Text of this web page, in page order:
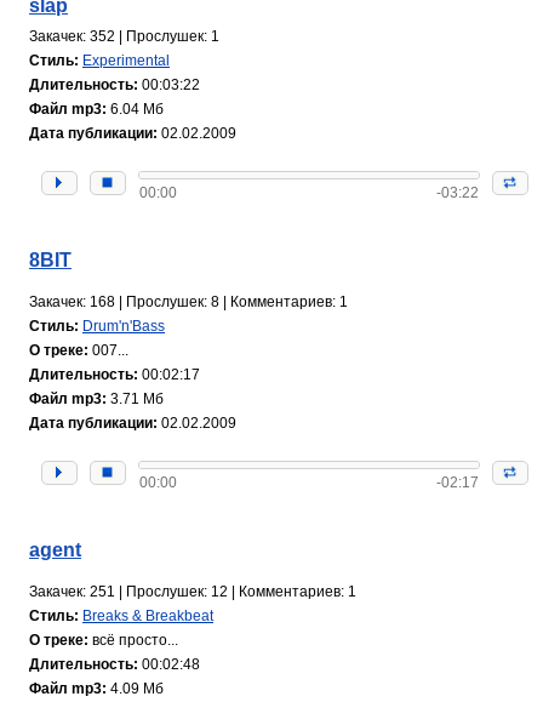
slap
Закачек: 352 | Прослушек: 1
Стиль: Experimental
Длительность: 00:03:22
Файл mp3: 6.04 Мб
Дата публикации: 02.02.2009
00:00 -03:22
8BIT
Закачек: 168 | Прослушек: 8 | Комментариев: 1
Стиль: Drum'n'Bass
О треке: 007...
Длительность: 00:02:17
Файл mp3: 3.71 Мб
Дата публикации: 02.02.2009
00:00 -02:17
agent
Закачек: 251 | Прослушек: 12 | Комментариев: 1
Стиль: Breaks & Breakbeat
О треке: всё просто...
Длительность: 00:02:48
Файл mp3: 4.09 Мб